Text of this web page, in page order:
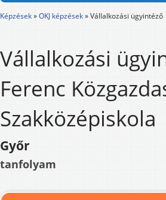
Képzések»OKJ képzések»Vállalkozási ügyintéző
Vállalkozási
Ferenc
Szakközépiskola
Győr
tanfolyam